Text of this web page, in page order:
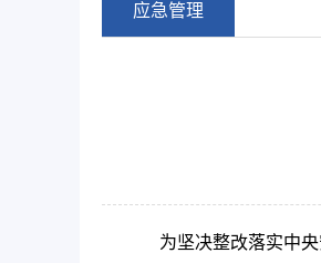
应急管理
为坚决整改落实中